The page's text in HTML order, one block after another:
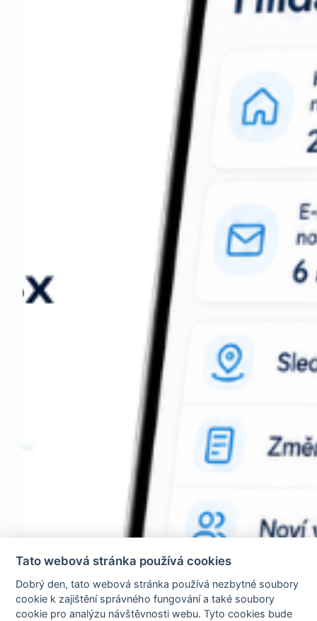
Tato webová stránka používá cookies
Dobrý den, tato webová stránka používá nezbytné soubory
cookie k zajištění správného fungování a také soubory
cookie pro analýzu návštěvnosti webu. Tyto cookies bude